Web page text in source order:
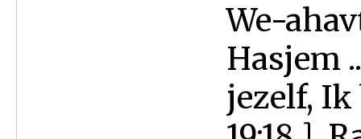
We-
Hasjem
jezelf,